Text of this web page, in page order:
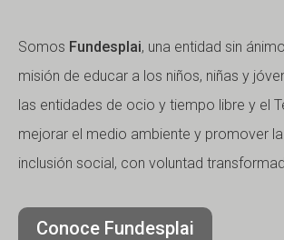
Somos Fundesplai, una entidad sin
misión de educar a los niños, niñas y
las entidades de ocio y tiempo libre y el
mejorar el medio ambiente y promover
inclusión social, con voluntad
Conoce Fundesplai